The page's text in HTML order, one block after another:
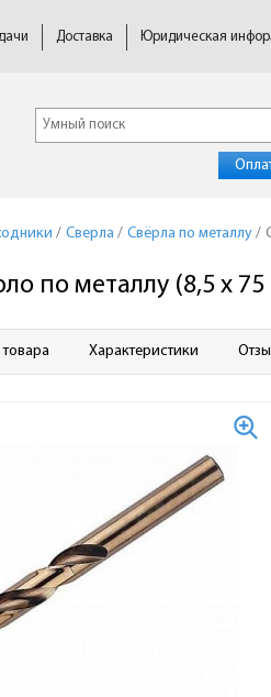
Доставка Юридическая
/ Сверла / Свёрла по металлу /
по металлу (8,5 x 75
Характеристики